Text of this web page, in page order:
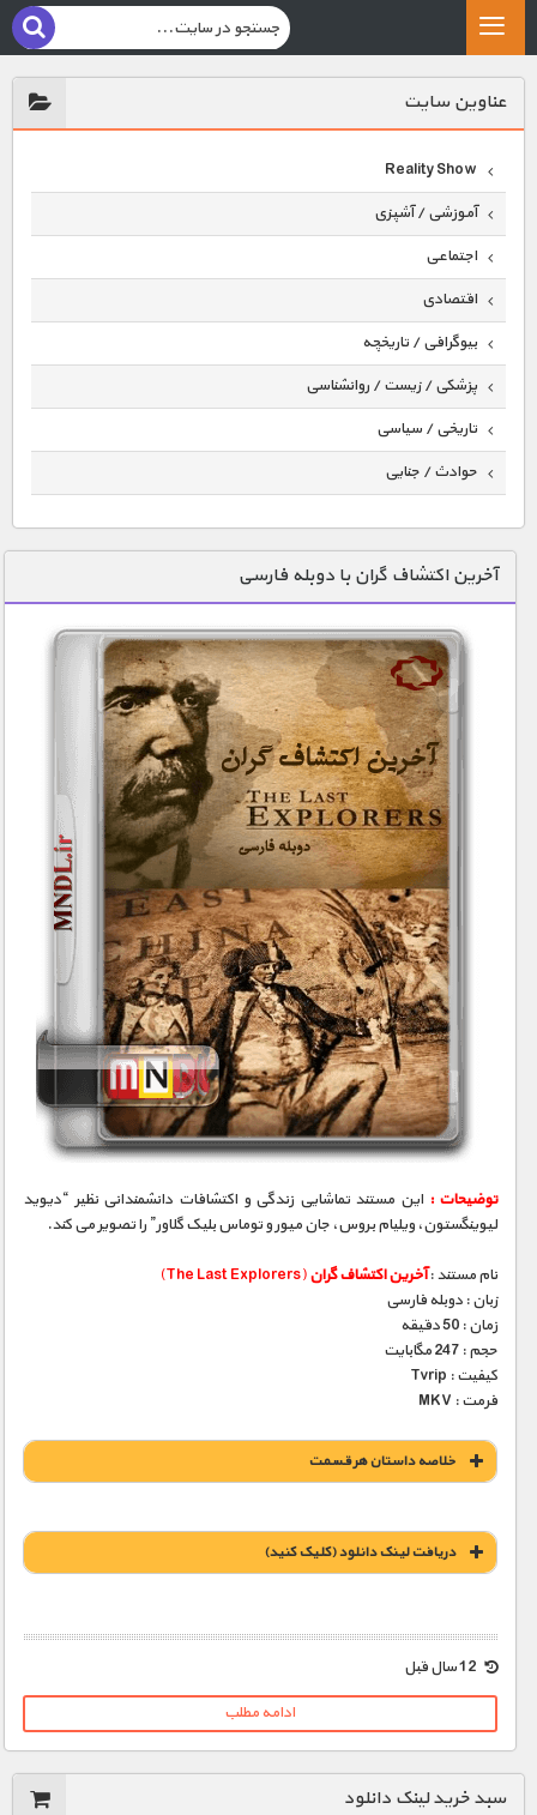
عناوين سايت
Reality Show
آموزشی / آشپزی
اجتماعی
اقتصادی
بیوگرافی / تاریخچه
پزشکی / زیست / روانشناسی
تاریخی / سیاسی
حوادث / جنایی
دنیای خوراکی ها
زمین شناسی / محیط زیست
سازه/ معماری/ مهندسی
سرگرمی
شناخت کودکان
طبیعت
علم و فناوری
فرهنگ / هنر
کیهان / نجوم
گردشگری
ماورایی
مسابقات / ورزشی
مستند های اختصاصی
آخرین اکتشاف گران با دوبله فارسی
توضیحات :این مستند تماشایی زندگی و اکتشافات دانشمندانی نظیر “دیوید
لیوینگستون، ویلیام بروس، جان میور و توماس بلیک گلاور” را تصویر می کند.
نام مستند :آخرین اکتشاف گران(The Last Explorers)
زبان : دوبله فارسی
زمان : 50 دقیقه
حجم : 247 مگابایت
کیفیت : Tvrip
فرمت : MKV
خلاصه داستان هر قسمت
دریافت لينک دانلود (کليک کنيد)
1900 تومان – ویلیام اسپیرز بروس (افزودن به سبد خريد)
ادامه مطلب
سبد خرید لینک دانلود